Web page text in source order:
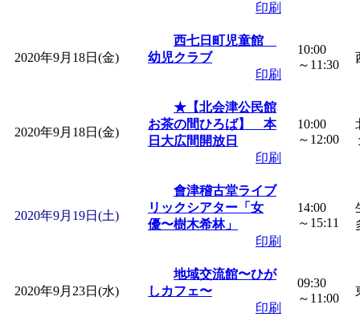
印刷
2020年9月18日(金)
西七日町児童館
幼児クラブ
印刷
10:00
～11:30
2020年9月18日(金)
★【北会津公民館
お茶の間ひろば】 本
日大広間開放日
印刷
10:00
～12:00
2020年9月19日(土)
會津稽古堂ライブ
リックシアター「女
優〜樹木希林」
印刷
14:00
～15:11
2020年9月23日(水)
地域交流館〜ひが
しカフェ〜
印刷
09:30
～11:00